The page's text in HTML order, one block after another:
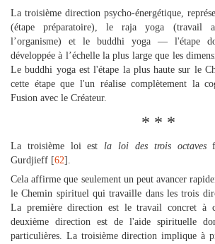
La troisième direction psycho-énergétique,
(étape préparatoire), le raja yoga (travail
l’organisme) et le buddhi yoga — l'étape
développée à l’échelle la plus large que les
Le buddhi yoga est l'étape la plus haute sur le
cette étape que l'un réalise complètement la
Fusion avec le Créateur.
* * *
La troisième loi estla loi des trois octaves
Gurdjieff [62].
Cela affirme que seulement un peut avancer
le Chemin spirituel qui travaille dans les trois
La première direction est le travail concret à
deuxième direction est de l'aide spirituelle
particulières. La troisième direction implique à